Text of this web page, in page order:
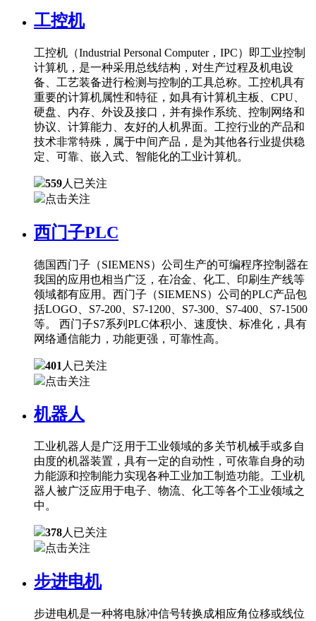
工控机
工控机（Industrial Personal Computer，IPC）即工业控制
计算机，是一种采用总线结构，对生产过程及机电设
备、工艺装备进行检测与控制的工具总称。工控机具有
重要的计算机属性和特征，如具有计算机主板、CPU、
硬盘、内存、外设及接口，并有操作系统、控制网络和
协议、计算能力、友好的人机界面。工控行业的产品和
技术非常特殊，属于中间产品，是为其他各行业提供稳
定、可靠、嵌入式、智能化的工业计算机。
559人已关注
点击关注
西门子PLC
德国西门子（SIEMENS）公司生产的可编程序控制器在
我国的应用也相当广泛，在冶金、化工、印刷生产线等
领域都有应用。西门子（SIEMENS）公司的PLC产品包
括LOGO、S7-200、S7-1200、S7-300、S7-400、S7-1500
等。 西门子S7系列PLC体积小、速度快、标准化，具有
网络通信能力，功能更强，可靠性高。
401 人已关注
点击关注
机器人
工业机器人是广泛用于工业领域的多关节机械手或多自
由度的机器装置，具有一定的自动性，可依靠自身的动
力能源和控制能力实现各种工业加工制造功能。工业机
器人被广泛应用于电子、物流、化工等各个工业领域之
中。
378人已关注
点击关注
步进电机
步进电机是一种将电脉冲信号转换成相应角位移或线位